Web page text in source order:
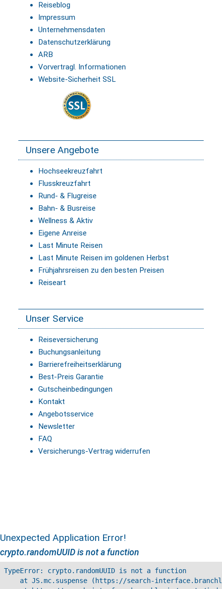
Reiseblog
Impressum
Unternehmensdaten
Datenschutzerklärung
ARB
Vorvertragl. Informationen
Website-Sicherheit SSL
Unsere Angebote
Hochseekreuzfahrt
Flusskreuzfahrt
Rund- & Flugreise
Bahn- & Busreise
Wellness & Aktiv
Eigene Anreise
Last Minute Reisen
Last Minute Reisen im goldenen Herbst
Frühjahrsreisen zu den besten Preisen
Reiseart
Unser Service
Reiseversicherung
Buchungsanleitung
Barrierefreiheitserklärung
Best-Preis Garantie
Gutscheinbedingungen
Kontakt
Angebotsservice
Newsletter
FAQ
Versicherungs-Vertrag widerrufen
Unexpected Application Error!
crypto.randomUUID is not a function
TypeError: crypto.randomUUID is not a function
at JS.mc.suspense (https://search-